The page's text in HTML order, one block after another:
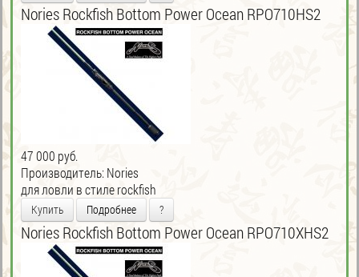
Nories Rockfish Bottom Power Ocean RPO710HS2
47 000 руб.
Производитель: Nories
для ловли в стиле rockfish
Купить Подробнее ?
Nories Rockfish Bottom Power Ocean RPO710XHS2